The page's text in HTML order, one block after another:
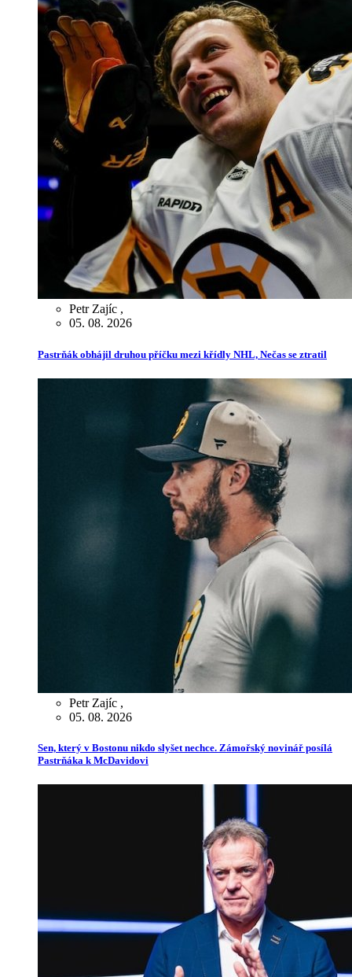
Petr Zajíc ,
05. 08. 2026
Pastrňák obhájil druhou příčku mezi křídly NHL, Nečas se ztratil
Petr Zajíc ,
05. 08. 2026
Sen, který v Bostonu nikdo slyšet nechce. Zámořský novinář posílá
Pastrňáka k McDavidovi